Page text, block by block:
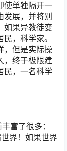
使单独隔开一
发展，并将别
如果异教徒变
，科学家。
，但是实际操
，终于极限建
民，一名科学
富了很多：
界！如果世界